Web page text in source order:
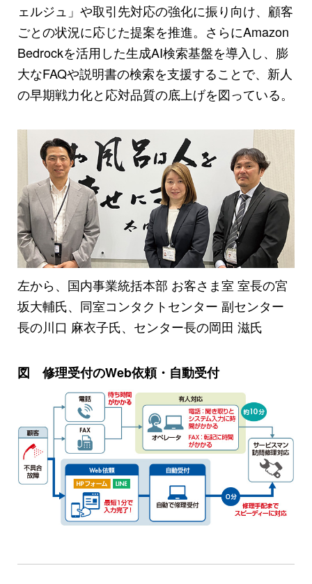
ェルジュ」や取引先対応の強化に振り向け、顧客
ごとの状況に応じた提案を推進。さらにAmazon
Bedrockを活用した生成AI検索基盤を導入し、膨
大なFAQや説明書の検索を支援することで、新人
の早期戦力化と応対品質の底上げを図っている。
左から、国内事業統括本部 お客さま室 室長の宮
坂大輔氏、同室コンタクトセンター 副センター
長の川口 麻衣子氏、センター長の岡田 滋氏
図 修理受付のWeb依頼・自動受付